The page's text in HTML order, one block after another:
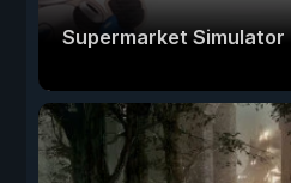
Supermarket Simulator